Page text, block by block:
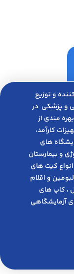
و توزیع
و پزشکی در
ﻣﻨﺪی از
ﮐﺎرآﻣﺪ،
های
و بیمارستان
کیت های
و اقلام
، کاپ های
آزمایشگاهی